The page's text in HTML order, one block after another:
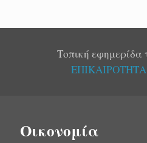
Τοπική εφημερίδα
ΕΠΙΚΑΙΡΟΤΗΤΑ
Οικονομία